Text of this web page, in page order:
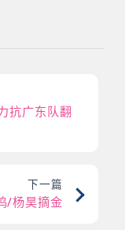
抗广东队翻
下一篇
/杨昊摘金